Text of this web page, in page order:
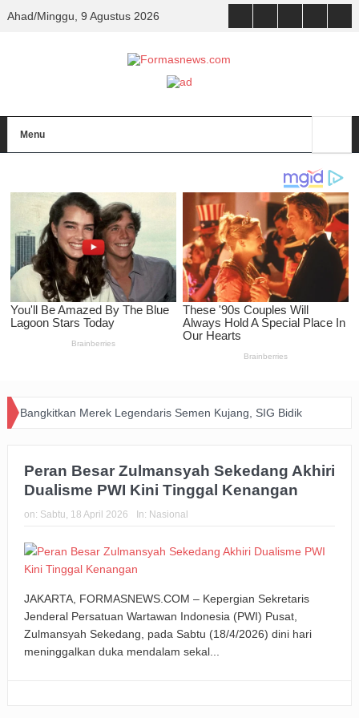
Ahad/Minggu, 9 Agustus 2026
Menu
Bangkitkan Merek Legendaris Semen Kujang, SIG Bidik
dengan PERSIB
Zakat Digital BRImo Wujudkan Kepedulian, BAZNAS Jabar
Pastikan Bantuan Daging Menjangkau Pelosok Purwakarta
Pemkot Usut Kasus Penebangan Pohon Jalan Riau,
Perizinan Usaha Ikut Diperiksa
Peran Besar Zulmansyah Sekedang Akhiri
Dualisme PWI Kini Tinggal Kenangan
on: Sabtu, 18 April 2026 In: Nasional
JAKARTA, FORMASNEWS.COM – Kepergian Sekretaris
Jenderal Persatuan Wartawan Indonesia (PWI) Pusat,
Zulmansyah Sekedang, pada Sabtu (18/4/2026) dini hari
meninggalkan duka mendalam sekal...